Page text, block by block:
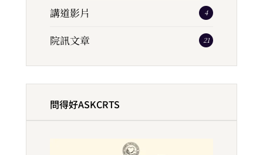
講道影片 4
院訊文章 21
問得好ASKCRTS